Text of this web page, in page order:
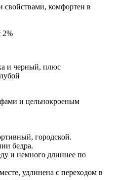
комфортен в
2%
и черный, плюс
и цельнокроеным
городской.
бедра.
и немного длиннее по
удлинена с переходом в